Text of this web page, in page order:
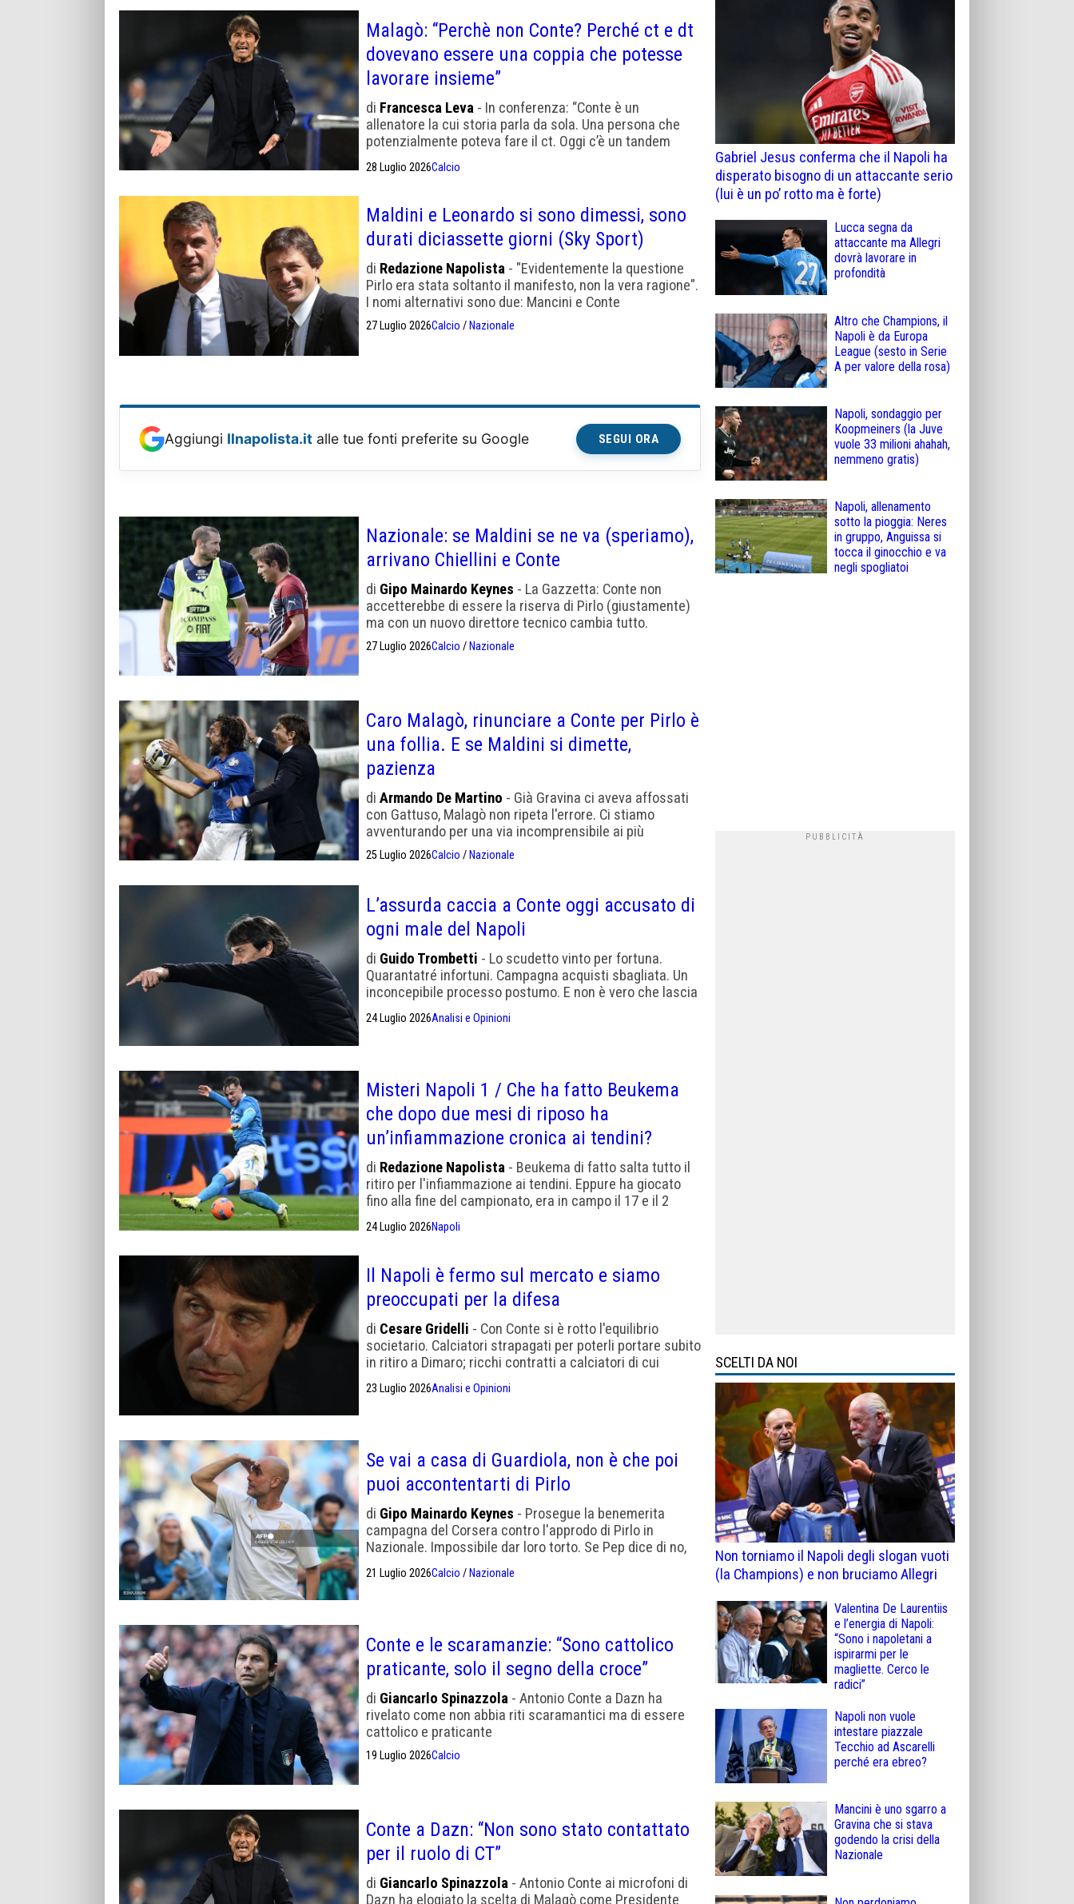
Malagò: “Perchè non Conte? Perché ct e dt
dovevano essere una coppia che potesse
lavorare insieme”
di Francesca Leva - In conferenza: “Conte è un
allenatore la cui storia parla da sola. Una persona che
potenzialmente poteva fare il ct. Oggi c’è un tandem
28 Luglio 2026Calcio
Maldini e Leonardo si sono dimessi, sono
durati diciassette giorni (Sky Sport)
di Redazione Napolista - "Evidentemente la questione
Pirlo era stata soltanto il manifesto, non la vera ragione".
I nomi alternativi sono due: Mancini e Conte
27 Luglio 2026Calcio /Nazionale
Aggiungi Ilnapolista.it alle tue fonti preferite su Google SEGUI ORA
Nazionale: se Maldini se ne va (speriamo),
arrivano Chiellini e Conte
di Gipo Mainardo Keynes - La Gazzetta: Conte non
accetterebbe di essere la riserva di Pirlo (giustamente)
ma con un nuovo direttore tecnico cambia tutto.
27 Luglio 2026Calcio /Nazionale
Caro Malagò, rinunciare a Conte per Pirlo è
una follia. E se Maldini si dimette,
pazienza
di Armando De Martino - Già Gravina ci aveva affossati
con Gattuso, Malagò non ripeta l'errore. Ci stiamo
avventurando per una via incomprensibile ai più
25 Luglio 2026Calcio / Nazionale
L’assurda caccia a Conte oggi accusato di
ogni male del Napoli
di Guido Trombetti - Lo scudetto vinto per fortuna.
Quarantatré infortuni. Campagna acquisti sbagliata. Un
inconcepibile processo postumo. E non è vero che lascia
24 Luglio 2026Analisi e Opinioni
Misteri Napoli 1 / Che ha fatto Beukema
che dopo due mesi di riposo ha
un’infiammazione cronica ai tendini?
di Redazione Napolista - Beukema di fatto salta tutto il
ritiro per l'infiammazione ai tendini. Eppure ha giocato
fino alla fine del campionato, era in campo il 17 e il 2
riposo?
24 Luglio 2026Napoli
Il Napoli è fermo sul mercato e siamo
preoccupati per la difesa
di Cesare Gridelli - Con Conte si è rotto l'equilibrio
societario. Calciatori strapagati per poterli portare subito
in ritiro a Dimaro; ricchi contratti a calciatori di cui
23 Luglio 2026Analisi e Opinioni
Se vai a casa di Guardiola, non è che poi
puoi accontentarti di Pirlo
di Gipo Mainardo Keynes - Prosegue la benemerita
campagna del Corsera contro l'approdo di Pirlo in
Nazionale. Impossibile dar loro torto. Se Pep dice di no,
noi - siamo ad Aristoteles dopo l'illusione Maradona.
21 Luglio 2026Calcio / Nazionale
Conte e le scaramanzie: “Sono cattolico
praticante, solo il segno della croce”
di Giancarlo Spinazzola - Antonio Conte a Dazn ha
rivelato come non abbia riti scaramantici ma di essere
cattolico e praticante
19 Luglio 2026Calcio
Conte a Dazn: “Non sono stato contattato
per il ruolo di CT”
di Giancarlo Spinazzola - Antonio Conte ai microfoni di
Dazn ha elogiato la scelta di Malagò come Presidente
Gabriel Jesus conferma che il Napoli ha
disperato bisogno di un attaccante serio
(lui è un po’ rotto ma è forte)
Lucca segna da
attaccante ma Allegri
dovrà lavorare in
profondità
Altro che Champions, il
Napoli è da Europa
League (sesto in Serie
A per valore della rosa)
Napoli, sondaggio per
Koopmeiners (la Juve
vuole 33 milioni ahahah,
nemmeno gratis)
Napoli, allenamento
sotto la pioggia: Neres
in gruppo, Anguissa si
tocca il ginocchio e va
negli spogliatoi
SCELTI DA NOI
Non torniamo il Napoli degli slogan vuoti
(la Champions) e non bruciamo Allegri
Valentina De Laurentiis
e l’energia di Napoli:
“Sono i napoletani a
ispirarmi per le
magliette. Cerco le
radici”
Napoli non vuole
intestare piazzale
Tecchio ad Ascarelli
perché era ebreo?
Mancini è uno sgarro a
Gravina che si stava
godendo la crisi della
Nazionale